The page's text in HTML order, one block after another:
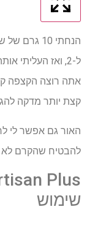
הנחתי 10
אתה רוצה הקצפה
קצת יותר מדקה
האור גם אפשר לי
להבטיח שהקרם לא
שימוש